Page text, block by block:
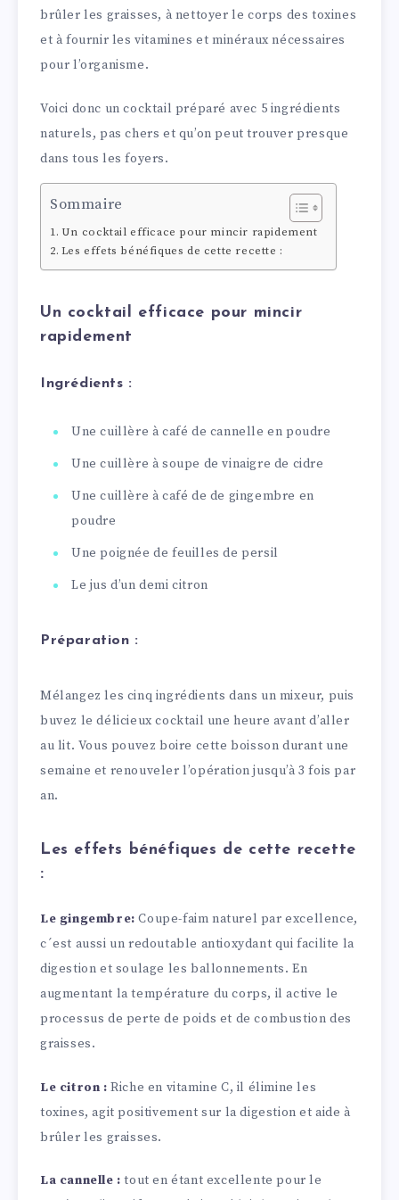
brûler les graisses, à nettoyer le corps des toxines
et à fournir les vitamines et minéraux nécessaires
pour l’organisme.
Voici donc un cocktail préparé avec 5 ingrédients
naturels, pas chers et qu’on peut trouver presque
dans tous les foyers.
Sommaire
Un cocktail efficace pour mincir rapidement
Les effets bénéfiques de cette recette :
Un cocktail efficace pour mincir
rapidement
Ingrédients :
Une cuillère à café de cannelle en poudre
Une cuillère à soupe de vinaigre de cidre
Une cuillère à café de de gingembre en
poudre
Une poignée de feuilles de persil
Le jus d’un demi citron
Préparation :
Mélangez les cinq ingrédients dans un mixeur, puis
buvez le délicieux cocktail une heure avant d’aller
au lit. Vous pouvez boire cette boisson durant une
semaine et renouveler l’opération jusqu’à 3 fois par
an.
Les effets bénéfiques de cette recette
:
Le gingembre: Coupe-faim naturel par excellence,
c´est aussi un redoutable antioxydant qui facilite la
digestion et soulage les ballonnements. En
augmentant la température du corps, il active le
processus de perte de poids et de combustion des
graisses.
Le citron : Riche en vitamine C, il élimine les
toxines, agit positivement sur la digestion et aide à
brûler les graisses.
La cannelle : tout en étant excellente pour le